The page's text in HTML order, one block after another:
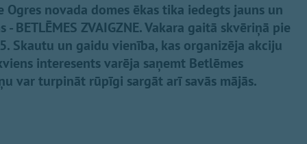
Ogres novada domes ēkas tika iedegts jauns un
BETLĒMES ZVAIGZNE. Vakara gaitā skvēriņā pie
Skautu un gaidu vienība, kas organizēja akciju
interesents varēja saņemt Betlēmes
var turpināt rūpīgi sargāt arī savās mājās.